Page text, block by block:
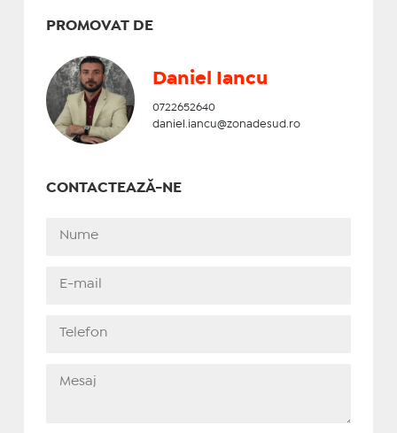
PROMOVAT DE
Daniel Iancu
0722652640
daniel.iancu@zonadesud.ro
CONTACTEAZĂ-NE